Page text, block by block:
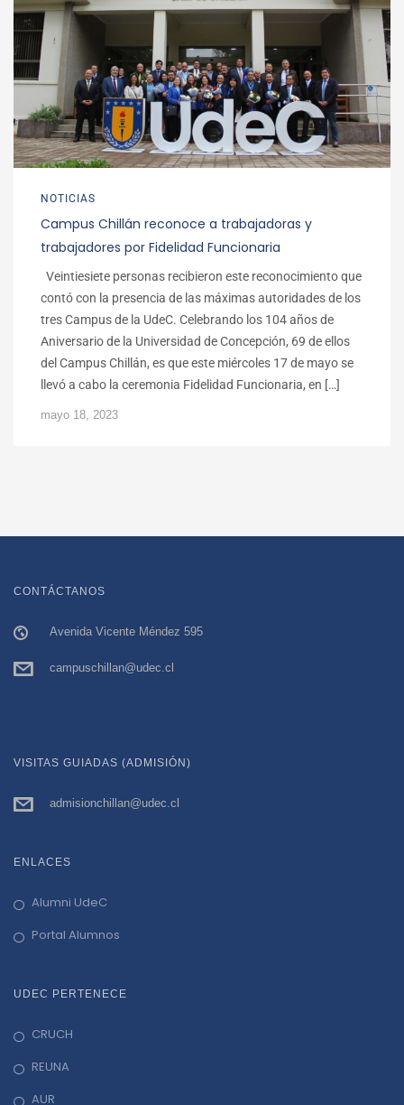
NOTICIAS
Campus Chillán reconoce a trabajadoras y
trabajadores por Fidelidad Funcionaria
Veintiesiete personas recibieron este reconocimiento que
contó con la presencia de las máximas autoridades de los
tres Campus de la UdeC. Celebrando los 104 años de
Aniversario de la Universidad de Concepción, 69 de ellos
del Campus Chillán, es que este miércoles 17 de mayo se
llevó a cabo la ceremonia Fidelidad Funcionaria, en […]
mayo 18, 2023
CONTÁCTANOS
Avenida Vicente Méndez 595
campuschillan@udec.cl
VISITAS GUIADAS (ADMISIÓN)
admisionchillan@udec.cl
ENLACES
Alumni UdeC
Portal Alumnos
UDEC PERTENECE
CRUCH
REUNA
AUR